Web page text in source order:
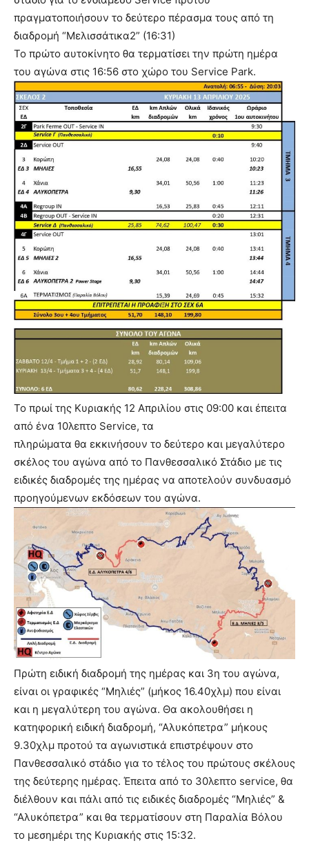
πραγματοποιήσουν το δεύτερο πέρασμα τους από τη
διαδρομή “Μελισσάτικα2” (16:31)
Το πρώτο αυτοκίνητο θα τερματίσει την πρώτη ημέρα
του αγώνα στις 16:56 στο χώρο του Service Park.
Το πρωί της Κυριακής 12 Απριλίου στις 09:00 και έπειτα
από ένα 10λεπτο Service, τα
πληρώματα θα εκκινήσουν το δεύτερο και μεγαλύτερο
σκέλος του αγώνα από το Πανθεσσαλικό Στάδιο με τις
ειδικές διαδρομές της ημέρας να αποτελούν συνδυασμό
προηγούμενων εκδόσεων του αγώνα.
Πρώτη ειδική διαδρομή της ημέρας και 3η του αγώνα,
είναι οι γραφικές “Μηλιές” (μήκος 16.40χλμ) που είναι
και η μεγαλύτερη του αγώνα. Θα ακολουθήσει η
κατηφορική ειδική διαδρομή, “Αλυκόπετρα” μήκους
9.30χλμ προτού τα αγωνιστικά επιστρέψουν στο
Πανθεσσαλικό στάδιο για το τέλος του πρώτους σκέλους
της δεύτερης ημέρας. Έπειτα από το 30λεπτο service, θα
διέλθουν και πάλι από τις ειδικές διαδρομές “Μηλιές” &
“Αλυκόπετρα” και θα τερματίσουν στη Παραλία Βόλου
το μεσημέρι της Κυριακής στις 15:32.